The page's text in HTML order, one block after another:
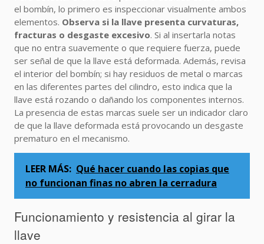
el bombín, lo primero es inspeccionar visualmente ambos
elementos. Observa si la llave presenta curvaturas,
fracturas o desgaste excesivo. Si al insertarla notas
que no entra suavemente o que requiere fuerza, puede
ser señal de que la llave está deformada. Además, revisa
el interior del bombín; si hay residuos de metal o marcas
en las diferentes partes del cilindro, esto indica que la
llave está rozando o dañando los componentes internos.
La presencia de estas marcas suele ser un indicador claro
de que la llave deformada está provocando un desgaste
prematuro en el mecanismo.
LEER MÁS: Qué hacer cuando las copias que
no funcionan finas no abren la cerradura
Funcionamiento y resistencia al girar la
llave